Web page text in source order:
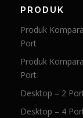
PRODUK
Produk
Port
Produk
Port
Desktop – 2
Desktop – 4